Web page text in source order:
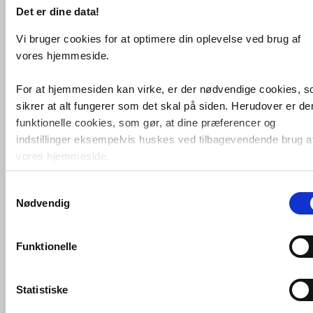
Det er dine data!
Vi bruger cookies for at optimere din oplevelse ved brug af
vores hjemmeside.
For at hjemmesiden kan virke, er der nødvendige cookies,
sikrer at alt fungerer som det skal på siden. Herudover er
funktionelle cookies, som gør, at dine præferencer og
indstillinger eksempelvis huskes ved tilbagevendende brug
vores hjemmeside.
Foruden nødvendige og funktionelle cookies er der
cookies. Disse bruger vi bl.a. til at måle trafik, omsætning,
marketingcookies, som vi bruger til at målrette vores
markedsføring med henblik på annonceindhold, som giver
Nødvendig
Funktionelle
Statistiske
Gustavsberg Ventihuspakning
VVS nr. 609586595
110,- Køb